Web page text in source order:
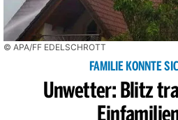
© APA/FF EDELSCHROTT
FAMILIE KONNTE
Unwetter: Blitz